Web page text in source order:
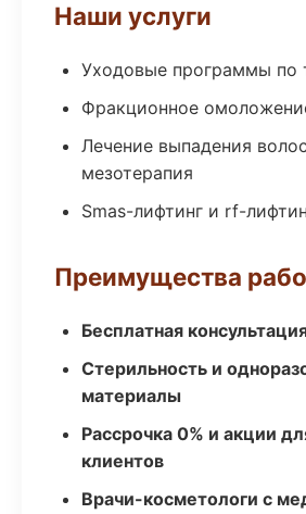
Наши услуги
Уходовые программы по
Фракционное
Лечение выпадения
мезотерапия
Smas-лифтинг и rf-
Преимущества
Бесплатная
Стерильность и
материалы
Рассрочка 0% и акции
клиентов
Врачи-косметологи с